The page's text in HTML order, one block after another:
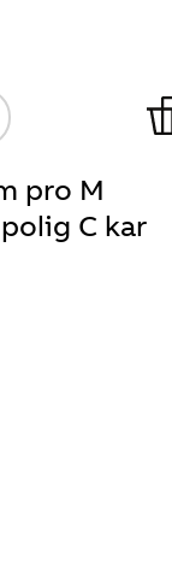
pro M
C kar